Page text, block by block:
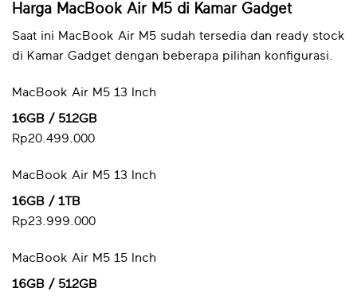
Harga MacBook Air M5 di Kamar Gadget
Saat ini MacBook Air M5 sudah tersedia dan ready stock
di Kamar Gadget dengan beberapa pilihan konfigurasi.
MacBook Air M5 13 Inch
16GB / 512GB
Rp20.499.000
MacBook Air M5 13 Inch
16GB / 1TB
Rp23.999.000
MacBook Air M5 15 Inch
16GB / 512GB